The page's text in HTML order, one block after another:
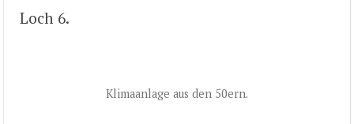
Loch 6.
Klimaanlage aus den 50ern.